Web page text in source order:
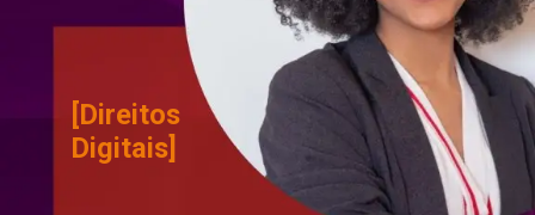
[Direitos
Digitais]